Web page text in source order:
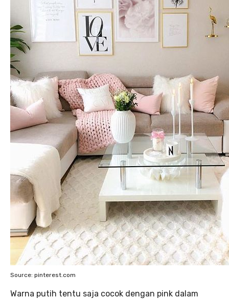
Source: pinterest.com
Warna putih tentu saja cocok dengan pink dalam